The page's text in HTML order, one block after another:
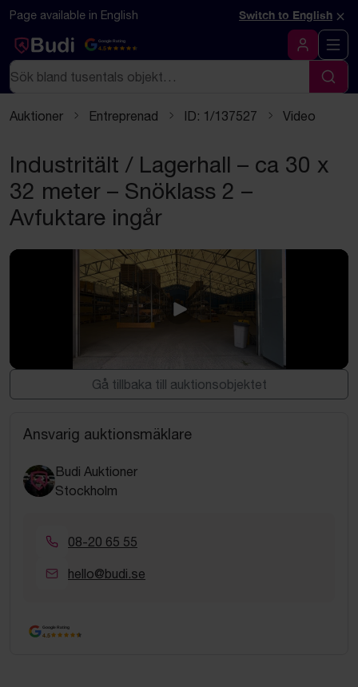
Hoppa till innehåll
Page available in English Switch to English ×
Google Rating
4.5
Logga in
Sök
Sök
Auktioner Entreprenad ID: 1/137527 Video
Industritält / Lagerhall – ca 30 x
32 meter – Snöklass 2 –
Avfuktare ingår
Industritält / Lagerhall – ca 30 x 32 meter – Snöklass 2 –
Gå tillbaka till auktionsobjektet
Ansvarig auktionsmäklare
Budi Auktioner
Stockholm
08-20 65 55
hello@budi.se
Google Rating
4.5